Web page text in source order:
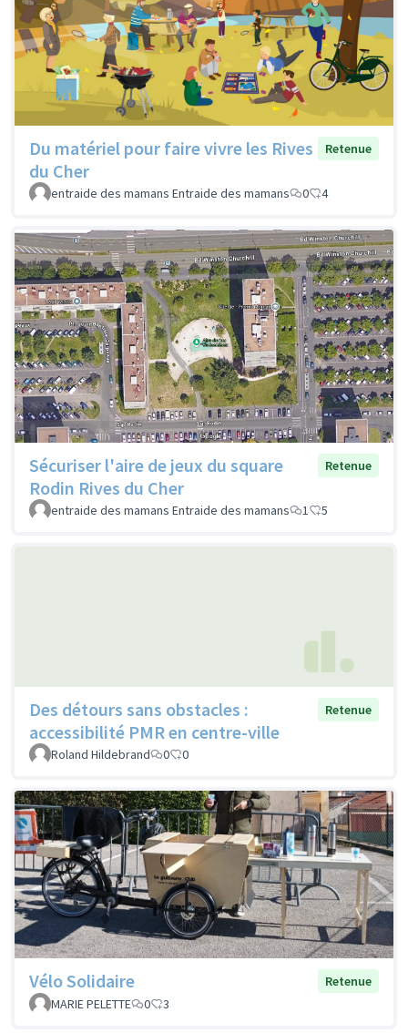
Du matériel pour faire vivre les Rives
du Cher
Retenue
entraide des mamans Entraide des mamans 0 4
Sécuriser l'aire de jeux du square
Rodin Rives du Cher
Retenue
entraide des mamans Entraide des mamans 1 5
Des détours sans obstacles :
accessibilité PMR en centre-ville
Retenue
Roland Hildebrand 0 0
Vélo Solidaire
Retenue
MARIE PELETTE
0 3